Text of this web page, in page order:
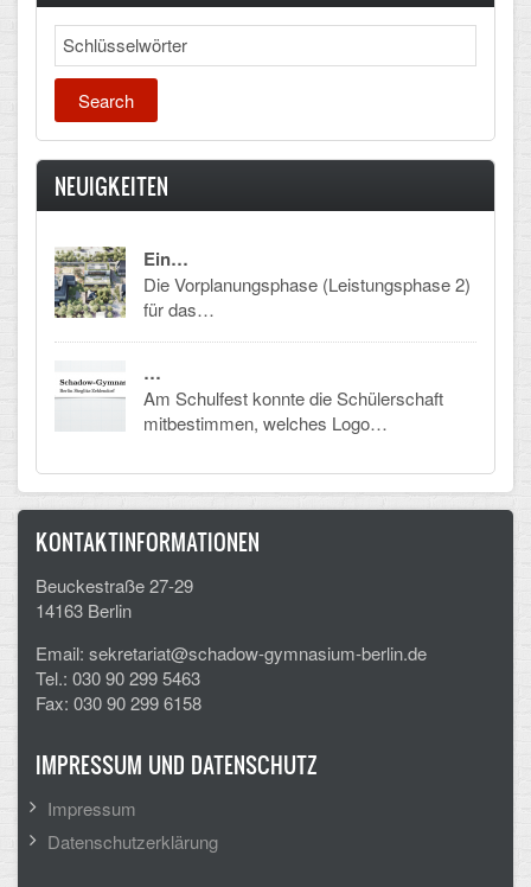
Search
NEUIGKEITEN
Ein…
Die Vorplanungsphase (Leistungsphase 2)
für das…
…
Am Schulfest konnte die Schülerschaft
mitbestimmen, welches Logo…
KONTAKTINFORMATIONEN
Beuckestraße 27-29
14163 Berlin
Email: sekretariat@schadow-gymnasium-berlin.de
Tel.: 030 90 299 5463
Fax: 030 90 299 6158
IMPRESSUM UND DATENSCHUTZ
Impressum
Datenschutzerklärung